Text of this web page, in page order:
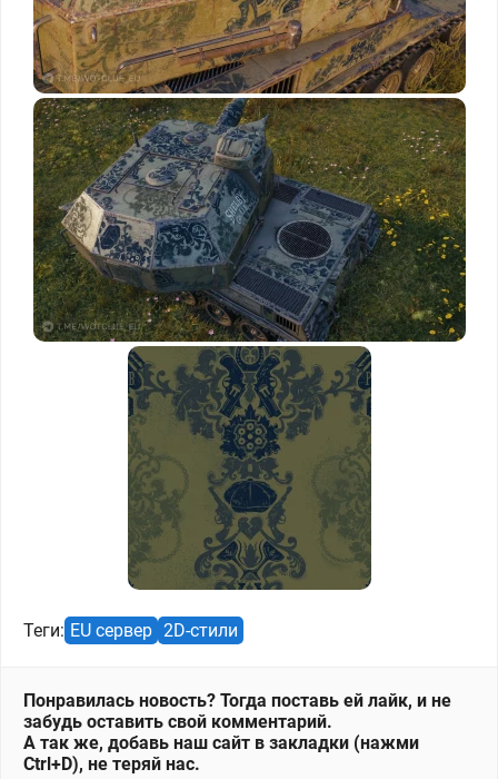
Теги: EU сервер 2D-стили
Понравилась новость? Тогда поставь ей лайк, и не
забудь оставить свой комментарий.
А так же, добавь наш сайт в закладки (нажми
Ctrl+D), не теряй нас.